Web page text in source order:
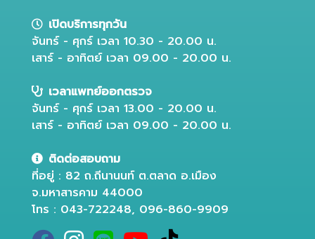
เปิดบริการทุกวัน
จันทร์ - ศุกร์ เวลา 10.30 - 20.00 น.
เสาร์ - อาทิตย์ เวลา 09.00 - 20.00 น.
เวลาแพทย์ออกตรวจ
จันทร์ - ศุกร์ เวลา 13.00 - 20.00 น.
เสาร์ - อาทิตย์ เวลา 09.00 - 20.00 น.
ติดต่อสอบถาม
ที่อยู่ : 82 ถ.ถีนานนท์ ต.ตลาด อ.เมือง
จ.มหาสารคาม 44000
โทร : 043-722248, 096-860-9909